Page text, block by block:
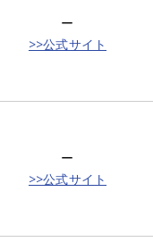
ー
>>公式サイト
ー
>>公式サイト